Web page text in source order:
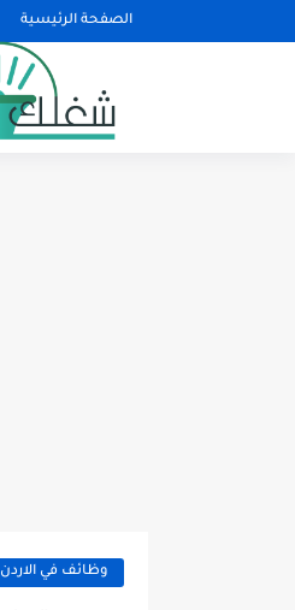
الصفحة الرئيسية
وظائف في الاردن